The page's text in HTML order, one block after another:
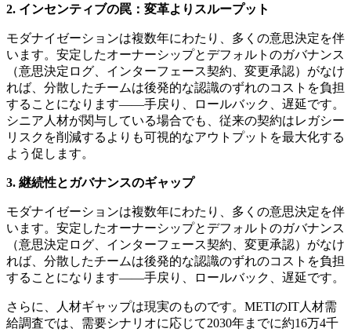
2. インセンティブの罠：変革よりスループット
モダナイゼーションは複数年にわたり、多くの意思決定を伴
います。安定したオーナーシップとデフォルトのガバナンス
（意思決定ログ、インターフェース契約、変更承認）がなけ
れば、分散したチームは後発的な認識のずれのコストを負担
することになります——手戻り、ロールバック、遅延です。
シニア人材が関与している場合でも、従来の契約はレガシー
リスクを削減するよりも可視的なアウトプットを最大化する
よう促します。
3. 継続性とガバナンスのギャップ
モダナイゼーションは複数年にわたり、多くの意思決定を伴
います。安定したオーナーシップとデフォルトのガバナンス
（意思決定ログ、インターフェース契約、変更承認）がなけ
れば、分散したチームは後発的な認識のずれのコストを負担
することになります——手戻り、ロールバック、遅延です。
さらに、人材ギャップは現実のものです。METIのIT人材需
給調査では、需要シナリオに応じて2030年までに約16万4千